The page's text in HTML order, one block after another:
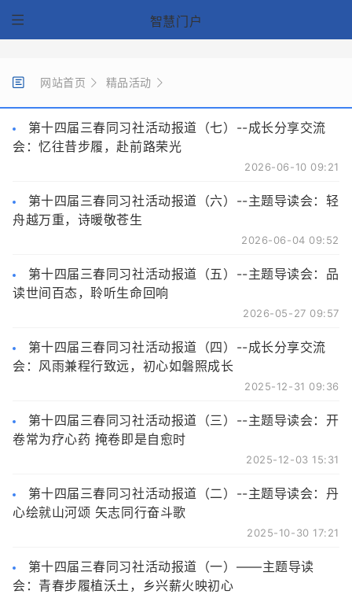
智慧门户
网站首页 精品活动
第十四届三春同习社活动报道（七）--成长分享交流
会：忆往昔步履，赴前路荣光
2026-06-10 09:21
第十四届三春同习社活动报道（六）--主题导读会：轻
舟越万重，诗暖敬苍生
2026-06-04 09:52
第十四届三春同习社活动报道（五）--主题导读会：品
读世间百态，聆听生命回响
2026-05-27 09:57
第十四届三春同习社活动报道（四）--成长分享交流
会：风雨兼程行致远，初心如磐照成长
2025-12-31 09:36
第十四届三春同习社活动报道（三）--主题导读会：开
卷常为疗心药 掩卷即是自愈时
2025-12-03 15:31
第十四届三春同习社活动报道（二）--主题导读会：丹
心绘就山河颂 矢志同行奋斗歌
2025-10-30 17:21
第十四届三春同习社活动报道（一）——主题导读
会：青春步履植沃土，乡兴薪火映初心